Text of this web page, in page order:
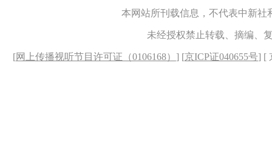
本网站所刊载信息，不代表中新
未经授权禁止转载、摘编、
[网上传播视听节目许可证（0106168） ] [京ICP证040655号] [